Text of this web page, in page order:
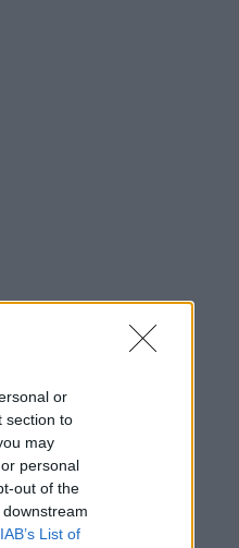
or
section to
may
personal
out of the
IAB’s List of